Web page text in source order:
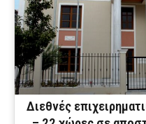
Διεθνές